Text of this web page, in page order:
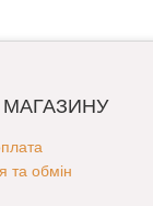
МАГАЗИНУ
та обмін